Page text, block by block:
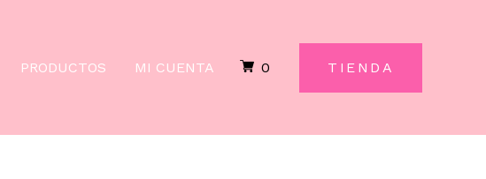
PRODUCTOS MI CUENTA 0 TIENDA